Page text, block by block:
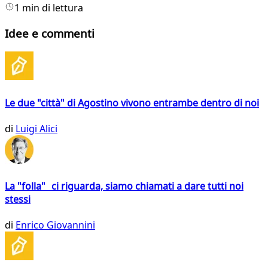
1 min di lettura
Idee e commenti
Le due "città" di Agostino vivono entrambe dentro di noi
di Luigi Alici
La "folla" ci riguarda, siamo chiamati a dare tutti noi
stessi
di Enrico Giovannini